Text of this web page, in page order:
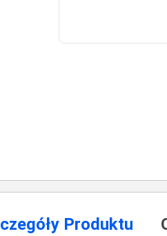
Produktu